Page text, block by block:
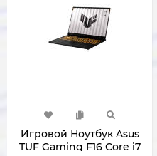
Игровой Ноутбук Asus
TUF Gaming F16 Core i7